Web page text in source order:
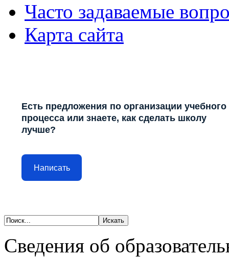
Часто задаваемые
Карта сайта
Есть предложения по организации учебного
процесса или знаете, как сделать школу
лучше?
Написать
Сведения об